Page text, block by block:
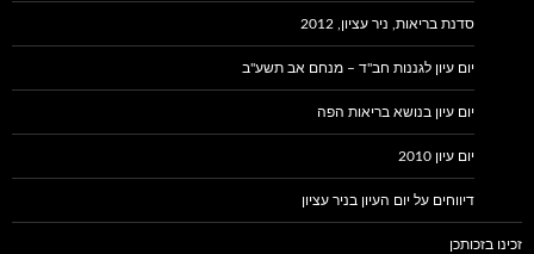
סדנת בריאות, ניר עציון, 2012
יום עיון לגננות חב"ד – מנחם אב תשע"ב
יום עיון בנושא בריאות הפה
יום עיון 2010
דיווחים על יום העיון בניר עציון
זכינו בזכותכן